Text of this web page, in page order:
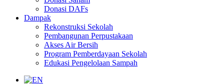
Donasi DAFs
Dampak
Rekonstruksi Sekolah
Pembangunan Perpustakaan
Akses Air Bersih
Program Pemberdayaan Sekolah
Edukasi Pengelolaan Sampah